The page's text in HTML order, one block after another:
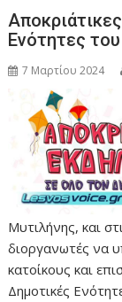
Ενότητες
7 Μαρτίου 2024
Μυτιλήνης, και
διοργανωτές να
κατοίκους και
Δημοτικές